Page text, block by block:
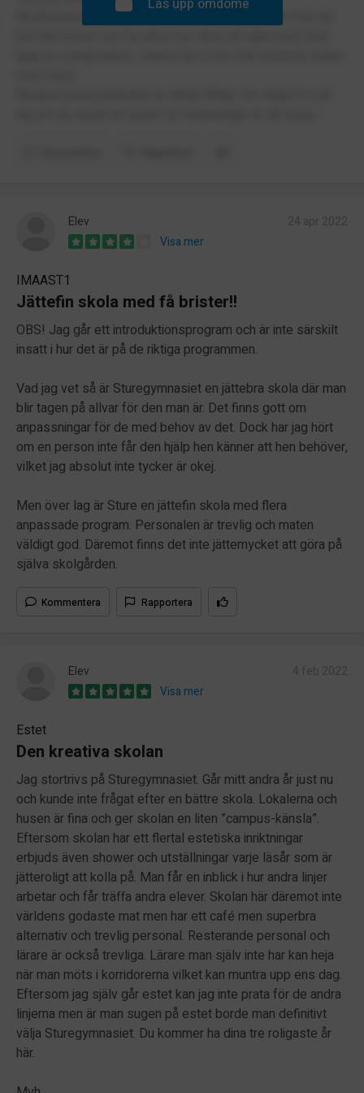
Skolkuratorn är psykopat. Hon gillar vissa elever men de
Lås upp omdöme
Elev
Visa mer
IMAAST1
Jättefin skola med få brister!!
OBS! Jag går ett introduktionsprogram och är inte särskilt
insatt i hur det är på de riktiga programmen.
Vad jag vet så är Sturegymnasiet en jättebra skola där man
blir tagen på allvar för den man är. Det finns gott om
anpassningar för de med behov av det. Dock har jag hört
om en person inte får den hjälp hen känner att hen behöver,
vilket jag absolut inte tycker är okej.
Men över lag är Sture en jättefin skola med flera
anpassade program. Personalen är trevlig och maten
väldigt god. Däremot finns det inte jättemycket att göra på
själva skolgården.
Kommentera Rapportera
Elev
Visa mer
Estet
Den kreativa skolan
Jag stortrivs på Sturegymnasiet. Går mitt andra år just nu
och kunde inte frågat efter en bättre skola. Lokalerna och
husen är fina och ger skolan en liten ”campus-känsla”.
Eftersom skolan har ett flertal estetiska inriktningar
erbjuds även shower och utställningar varje läsår som är
jätteroligt att kolla på. Man får en inblick i hur andra linjer
arbetar och får träffa andra elever. Skolan här däremot inte
världens godaste mat men har ett café men superbra
alternativ och trevlig personal. Resterande personal och
lärare är också trevliga. Lärare man själv inte har kan heja
när man möts i korridorerna vilket kan muntra upp ens dag.
Eftersom jag själv går estet kan jag inte prata för de andra
linjerna men är man sugen på estet borde man definitivt
välja Sturegymnasiet. Du kommer ha dina tre roligaste år
här.